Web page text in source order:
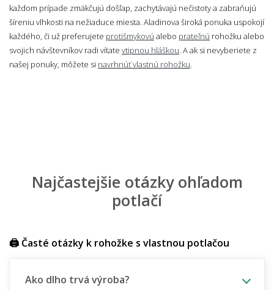
každom prípade zmäkčujú došľap, zachytávajú nečistoty a zabraňujú
šíreniu vlhkosti na nežiaduce miesta. Aladinova široká ponuka uspokojí
každého, či už preferujete protišmykovú alebo prateľnú rohožku alebo
svojich návštevníkov radi vítate vtipnou hláškou . A ak si nevyberiete z
našej ponuky, môžete si navrhnúť vlastnú rohožku
Najčastejšie otázky ohľadom
potlačí
🖨️ Časté otázky k rohožke s vlastnou potlačou
Ako dlho trvá výroba?